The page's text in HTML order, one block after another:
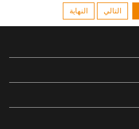
التالي النهاية